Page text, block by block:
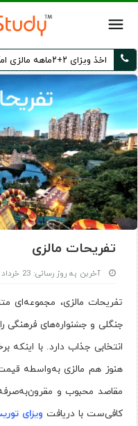
اخذ ویزای ۲+۲ماهه مالزی امکان پذیر شد!
تفریحات مالزی
آخرین به روز رسانی: 23 خرداد 1405
تفریحات مالزی، مجموعه‌ای
جنگلی و جشنواره‌های فرهنگی
انتخابی جذاب دارد. با اینکه
هنوز هم مالزی به‌واسطه
مقاصد محبوب و
کافی‌ست با دریافتویزای